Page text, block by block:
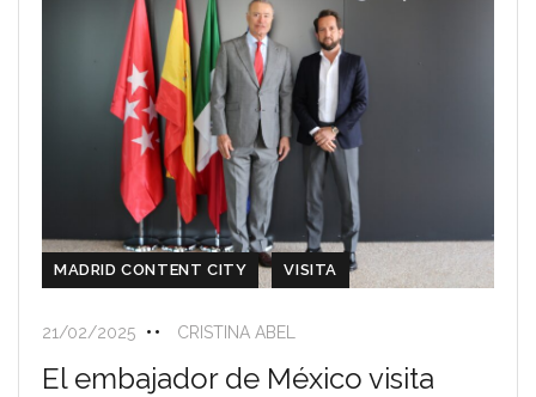
MADRID CONTENT CITY VISITA
21/02/2025 CRISTINA ABEL
El embajador de México visita